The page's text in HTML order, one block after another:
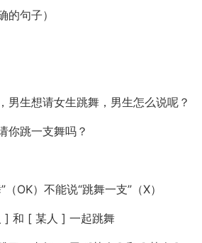
的句子）
男生想请女生跳舞，男生怎么说呢？
你跳一支舞吗？
OK）不能说“跳舞一支”（X）
] 和 [ 某人 ] 一起跳舞